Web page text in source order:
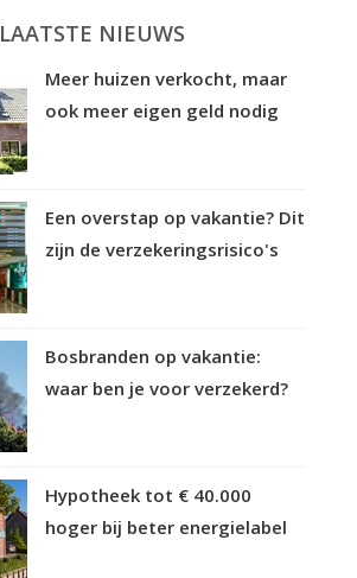
LAATSTE NIEUWS
Meer huizen verkocht, maar
ook meer eigen geld nodig
Een overstap op vakantie? Dit
zijn de verzekeringsrisico's
Bosbranden op vakantie:
waar ben je voor verzekerd?
Hypotheek tot € 40.000
hoger bij beter energielabel